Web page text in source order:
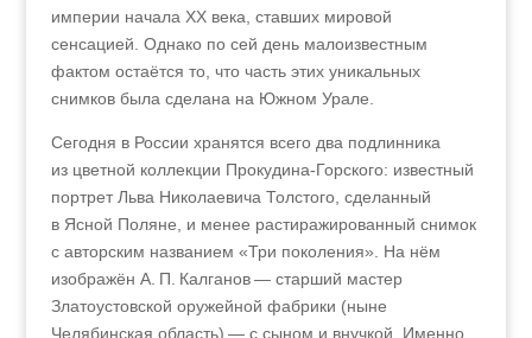
империи начала XX века, ставших мировой
сенсацией. Однако по сей день малоизвестным
фактом остаётся то, что часть этих уникальных
снимков была сделана на Южном Урале.
Сегодня в России хранятся всего два подлинника
из цветной коллекции Прокудина-Горского: известный
портрет Льва Николаевича Толстого, сделанный
в Ясной Поляне, и менее растиражированный снимок
с авторским названием «Три поколения». На нём
изображён А. П. Калганов — старший мастер
Златоустовской оружейной фабрики (ныне
Челябинская область) — с сыном и внучкой. Именно